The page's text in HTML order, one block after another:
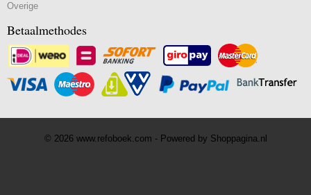
Overige
Betaalmethodes
© 2026 www.refoboek.com - Powered by Shoppagina.nl